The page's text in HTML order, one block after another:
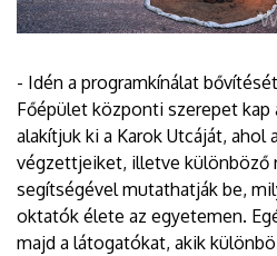
- Idén a programkínálat
Főépület központi szerepet kap
alakítjuk ki a Karok Utcáját, ahol
végzettjeiket, illetve különböző
segítségével mutathatják be,
oktatók élete az egyetemen.
majd a látogatókat, akik